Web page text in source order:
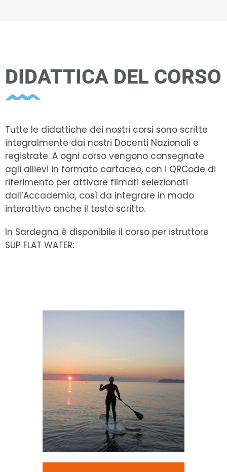
DIDATTICA DEL CORSO
Tutte le didattiche dei nostri corsi sono scritte
integralmente dai nostri Docenti Nazionali e
registrate. A ogni corso vengono consegnate
agli allievi in formato cartaceo, con i QRCode di
riferimento per attivare filmati selezionati
dall’Accademia, così da integrare in modo
interattivo anche il testo scritto.
In Sardegna è disponibile il corso per istruttore
SUP FLAT WATER: